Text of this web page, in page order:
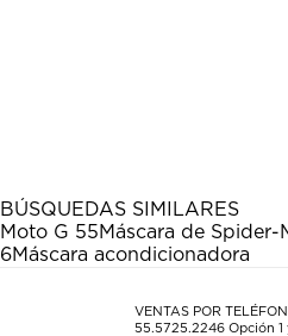
BÚSQUEDAS SIMILARES
Moto G 55Máscara de Spider-
6Máscara acondicionadora
VENTAS POR
55.5725.2246 Opción